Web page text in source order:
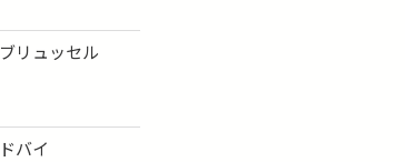
ブリュッセル
ドバイ